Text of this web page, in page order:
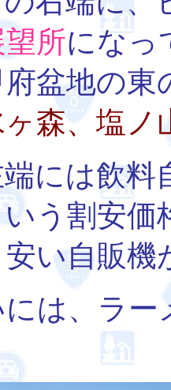
望所になっ
盆地の
森、塩ノ
には飲料
う割安価
い自販
は、ラー